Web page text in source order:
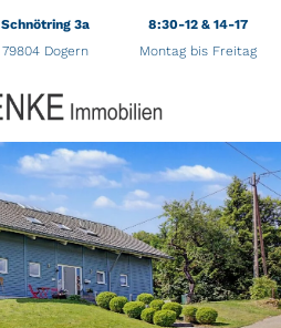
Schnötring 3a
79804 Dogern
8:30-12 & 14-17
Montag bis Freitag